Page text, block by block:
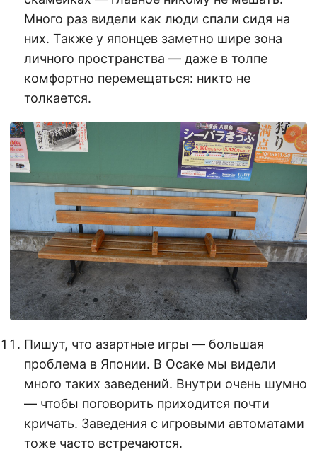
Много раз видели как люди спали сидя на
них. Также у японцев заметно шире зона
личного пространства — даже в толпе
комфортно перемещаться: никто не
толкается.
Пишут, что азартные игры — большая
проблема в Японии. В Осаке мы видели
много таких заведений. Внутри очень шумно
— чтобы поговорить приходится почти
кричать. Заведения с игровыми автоматами
тоже часто встречаются.